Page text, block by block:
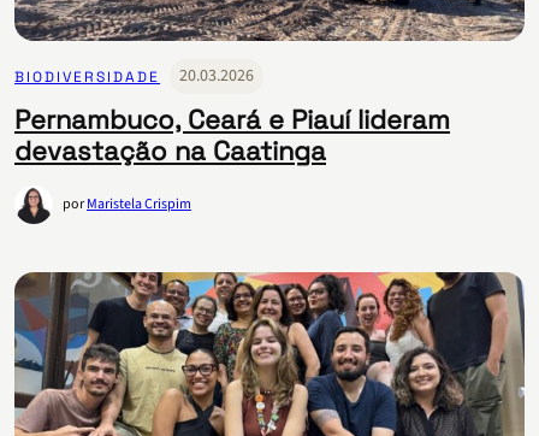
BIODIVERSIDADE 20.03.2026
Pernambuco, Ceará e Piauí lideram
devastação na Caatinga
porMaristela Crispim